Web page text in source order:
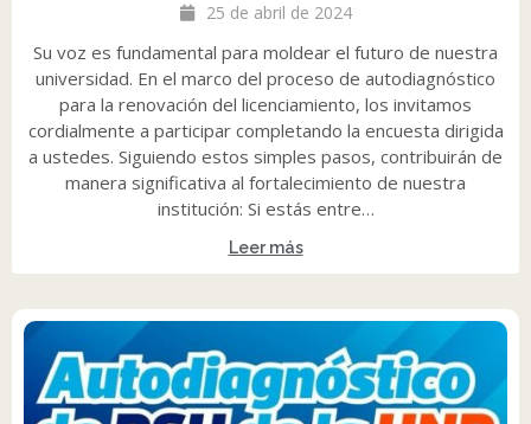
25 de abril de 2024
Su voz es fundamental para moldear el futuro de nuestra
universidad. En el marco del proceso de autodiagnóstico
para la renovación del licenciamiento, los invitamos
cordialmente a participar completando la encuesta dirigida
a ustedes. Siguiendo estos simples pasos, contribuirán de
manera significativa al fortalecimiento de nuestra
institución: Si estás entre…
Leer más